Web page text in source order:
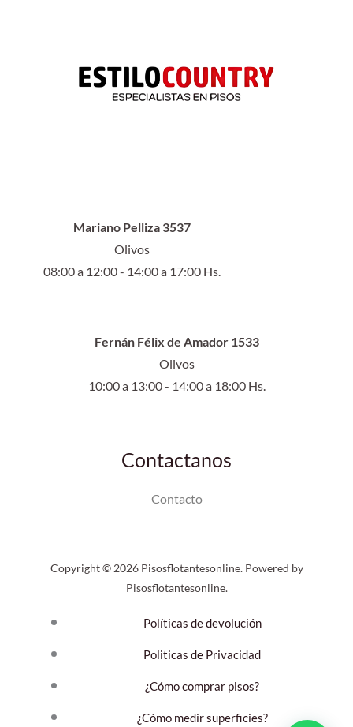
Mariano Pelliza 3537
Olivos
08:00 a 12:00 - 14:00 a 17:00 Hs.
Fernán Félix de Amador 1533
Olivos
10:00 a 13:00 - 14:00 a 18:00 Hs.
Contactanos
Contacto
Copyright © 2026 Pisosflotantesonline. Powered by
Pisosflotantesonline.
Políticas de devolución
Politicas de Privacidad
¿Cómo comprar pisos?
¿Cómo medir superficies?